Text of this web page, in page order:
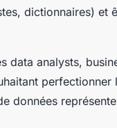
dictionnaires) et
data analysts,
données